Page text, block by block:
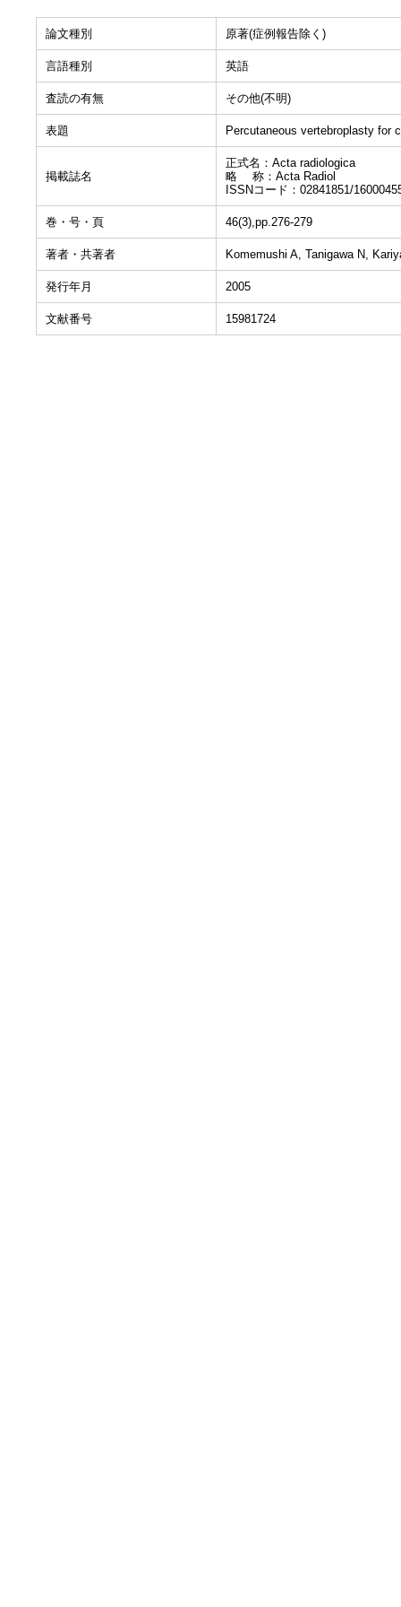
論文種別 原著(症例報告除く)
言語種別 英語
査読の有無 その他(不明)
表題 Percutaneous vertebroplasty for
掲載誌名
正式名：Acta radiologica
略 称：Acta Radiol
ISSNコード：02841851/
巻・号・頁 46(3),pp.276-279
著者・共著者 Komemushi A, Tanigawa N,
発行年月 2005
文献番号 15981724